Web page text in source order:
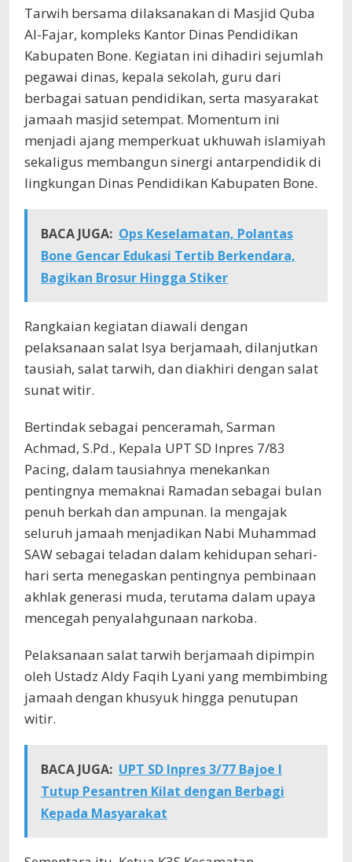
Tarwih bersama dilaksanakan di Masjid Quba
Al-Fajar, kompleks Kantor Dinas Pendidikan
Kabupaten Bone. Kegiatan ini dihadiri sejumlah
pegawai dinas, kepala sekolah, guru dari
berbagai satuan pendidikan, serta masyarakat
jamaah masjid setempat. Momentum ini
menjadi ajang memperkuat ukhuwah islamiyah
sekaligus membangun sinergi antarpendidik di
lingkungan Dinas Pendidikan Kabupaten Bone.
BACA JUGA: Ops Keselamatan, Polantas
Bone Gencar Edukasi Tertib Berkendara,
Bagikan Brosur Hingga Stiker
Rangkaian kegiatan diawali dengan
pelaksanaan salat Isya berjamaah, dilanjutkan
tausiah, salat tarwih, dan diakhiri dengan salat
sunat witir.
Bertindak sebagai penceramah, Sarman
Achmad, S.Pd., Kepala UPT SD Inpres 7/83
Pacing, dalam tausiahnya menekankan
pentingnya memaknai Ramadan sebagai bulan
penuh berkah dan ampunan. Ia mengajak
seluruh jamaah menjadikan Nabi Muhammad
SAW sebagai teladan dalam kehidupan sehari-
hari serta menegaskan pentingnya pembinaan
akhlak generasi muda, terutama dalam upaya
mencegah penyalahgunaan narkoba.
Pelaksanaan salat tarwih berjamaah dipimpin
oleh Ustadz Aldy Faqih Lyani yang membimbing
jamaah dengan khusyuk hingga penutupan
witir.
BACA JUGA: UPT SD Inpres 3/77 Bajoe I
Tutup Pesantren Kilat dengan Berbagi
Kepada Masyarakat